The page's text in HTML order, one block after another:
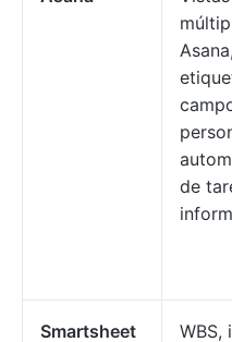
Asana,
de
Smartsheet WBS,